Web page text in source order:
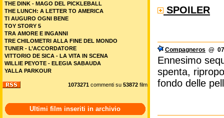
SPOILER
Compagneros @
Ennesimo
spenta,
fondo delle
THE DINK - MAGO DEL PICKLEBALL
THE LUNCH: A LETTER TO AMERICA
TI AUGURO OGNI BENE
TOY STORY 5
TRA AMORE E INGANNI
TRE CHILOMETRI ALLA FINE DEL MONDO
TUNER - L’ACCORDATORE
VITTORIO DE SICA - LA VITA IN SCENA
WILLIE PEYOTE - ELEGIA SABAUDA
YALLA PARKOUR
1073271 commenti su 53872 film
Ultimi film inseriti in archivio